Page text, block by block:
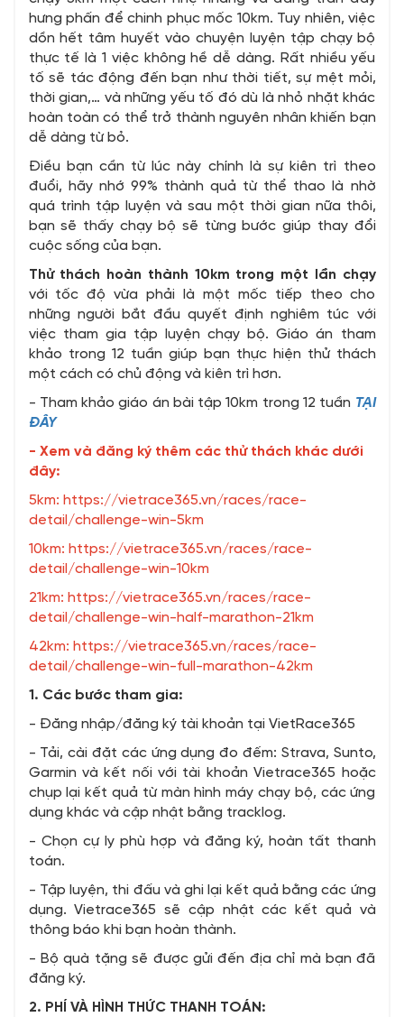
hưng phấn để chinh phục mốc 10km. Tuy nhiên, việc
dồn hết tâm huyết vào chuyện luyện tập chạy bộ
thực tế là 1 việc không hề dễ dàng. Rất nhiều yếu
tố sẽ tác động đến bạn như thời tiết, sự mệt mỏi,
thời gian,… và những yếu tố đó dù là nhỏ nhặt khác
hoàn toàn có thể trở thành nguyên nhân khiến bạn
dễ dàng từ bỏ.
Điều bạn cần từ lúc này chính là sự kiên trì theo
đuổi, hãy nhớ 99% thành quả từ thể thao là nhờ
quá trình tập luyện và sau một thời gian nữa thôi,
bạn sẽ thấy chạy bộ sẽ từng bước giúp thay đổi
cuộc sống của bạn.
Thử thách hoàn thành 10km trong một lần chạy
với tốc độ vừa phải là một mốc tiếp theo cho
những người bắt đầu quyết định nghiêm túc với
việc tham gia tập luyện chạy bộ. Giáo án tham
khảo trong 12 tuần giúp bạn thực hiện thử thách
một cách có chủ động và kiên trì hơn.
- Tham khảo giáo án bài tập 10km trong 12 tuần TẠI
ĐÂY
- Xem và đăng ký thêm các thử thách khác dưới
đây:
5km: https://vietrace365.vn/races/race-
detail/challenge-win-5km
10km: https://vietrace365.vn/races/race-
detail/challenge-win-10km
21km: https://vietrace365.vn/races/race-
detail/challenge-win-half-marathon-21km
42km: https://vietrace365.vn/races/race-
detail/challenge-win-full-marathon-42km
1. Các bước tham gia:
- Đăng nhập/đăng ký tài khoản tại VietRace365
- Tải, cài đặt các ứng dụng đo đếm: Strava, Sunto,
Garmin và kết nối với tài khoản Vietrace365 hoặc
chụp lại kết quả từ màn hình máy chạy bộ, các ứng
dụng khác và cập nhật bằng tracklog.
- Chọn cự ly phù hợp và đăng ký, hoàn tất thanh
toán.
- Tập luyện, thi đấu và ghi lại kết quả bằng các ứng
dụng. Vietrace365 sẽ cập nhật các kết quả và
thông báo khi bạn hoàn thành.
- Bộ quà tặng sẽ được gửi đến địa chỉ mà bạn đã
đăng ký.
2. PHÍ VÀ HÌNH THỨC THANH TOÁN: